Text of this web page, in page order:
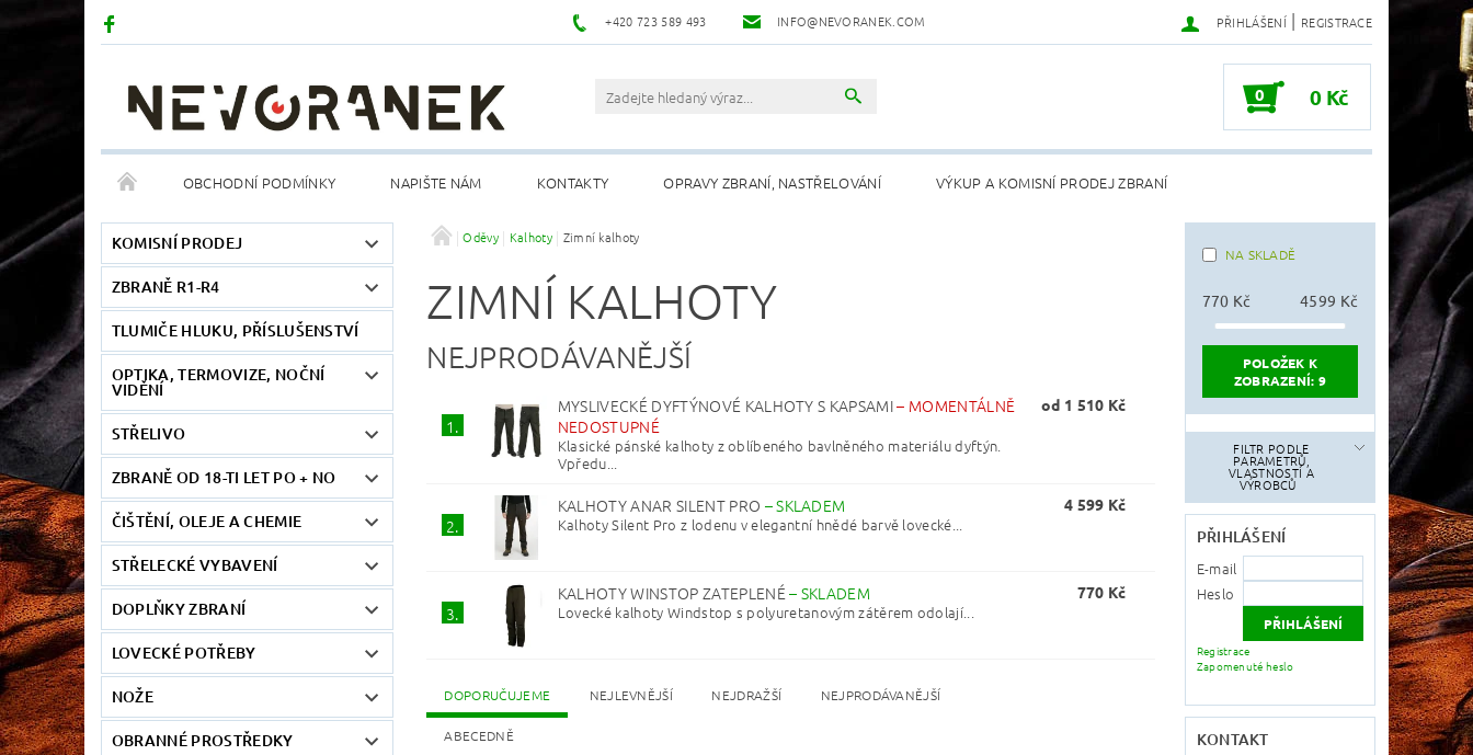
+420 723 589 493 INFO@NEVORANEK.COM PŘIHLÁŠENÍ | REGISTRACE
0 0 Kč
OBCHODNÍ PODMÍNKY NAPIŠTE NÁM KONTAKTY OPRAVY ZBRANÍ, NASTŘELOVÁNÍ VÝKUP A KOMISNÍ PRODEJ ZBRANÍ
KOMISNÍ PRODEJ
ZBRANĚ R1-R4
TLUMIČE HLUKU, PŘÍSLUŠENSTVÍ
OPTIKA, TERMOVIZE, NOČNÍ
VIDĚNÍ
STŘELIVO
ZBRANĚ OD 18-TI LET PO + NO
ČIŠTĚNÍ, OLEJE A CHEMIE
STŘELECKÉ VYBAVENÍ
DOPLŇKY ZBRANÍ
LOVECKÉ POTŘEBY
NOŽE
OBRANNÉ PROSTŘEDKY
Oděvy Kalhoty Zimní kalhoty
ZIMNÍ KALHOTY
NEJPRODÁVANĚJŠÍ
1.
MYSLIVECKÉ DYFTÝNOVÉ KALHOTY S KAPSAMI– MOMENTÁLNĚ
NEDOSTUPNÉ
Klasické pánské kalhoty z oblíbeného bavlněného materiálu dyftýn.
Vpředu...
od 1 510 Kč
2.
KALHOTY ANAR SILENT PRO –SKLADEM
Kalhoty Silent Pro z lodenu v elegantní hnědé barvě lovecké...
4 599 Kč
3.
KALHOTY WINSTOP ZATEPLENÉ– SKLADEM
Lovecké kalhoty Windstop s polyuretanovým zátěrem odolají...
770 Kč
DOPORUČUJEME NEJLEVNĚJŠÍ NEJDRAŽŠÍ NEJPRODÁVANĚJŠÍ
ABECEDNĚ
NA SKLADĚ
770 Kč 4599 Kč
POLOŽEK K
ZOBRAZENÍ:9
FILTR PODLE
PARAMETRŮ,
VLASTNOSTÍ A
VÝROBCŮ
PŘIHLÁŠENÍ
E-mail
Heslo
Registrace
Zapomenuté heslo
KONTAKT